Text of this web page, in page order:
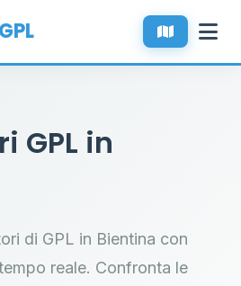
GPL
GPL in
di GPL in Bientina con
reale. Confronta le